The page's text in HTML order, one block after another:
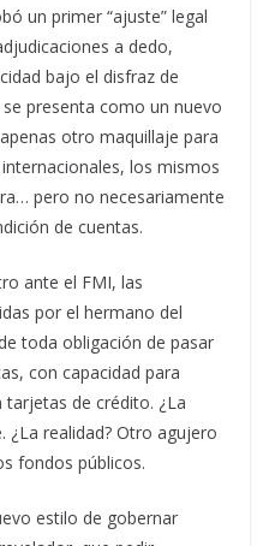
un primer “ajuste” legal
a dedo,
bajo el disfraz de
presenta como un nuevo
otro maquillaje para
los mismos
pero no necesariamente
de cuentas.
ante el FMI, las
por el hermano del
toda obligación de pasar
con capacidad para
de crédito. ¿La
¿La realidad? Otro agujero
fondos públicos.
estilo de gobernar